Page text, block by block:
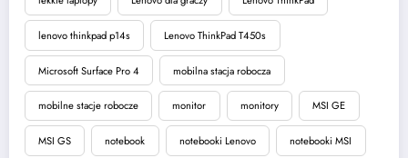
lenovo thinkpad p14s Lenovo ThinkPad T450s
Microsoft Surface Pro 4 mobilna stacja robocza
mobilne stacje robocze monitor monitory MSI GE
MSI GS notebook notebooki Lenovo notebooki MSI